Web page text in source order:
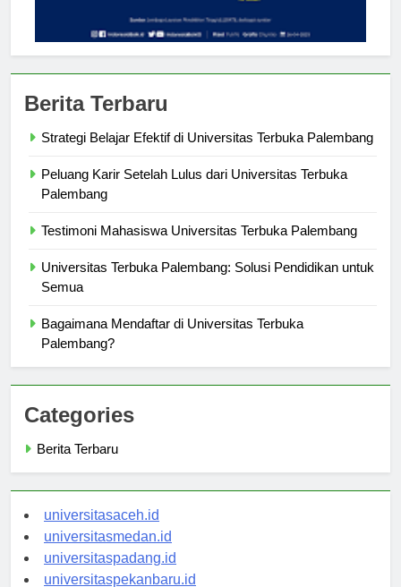
Peluang Karir Setelah Lulus dari Universitas Terbuka
Universitas Terbuka Palembang: Solusi Pendidikan untuk
Bagaimana Mendaftar di Universitas Terbuka
Categories
universitasaceh.id
universitasmedan.id
universitaspadang.id